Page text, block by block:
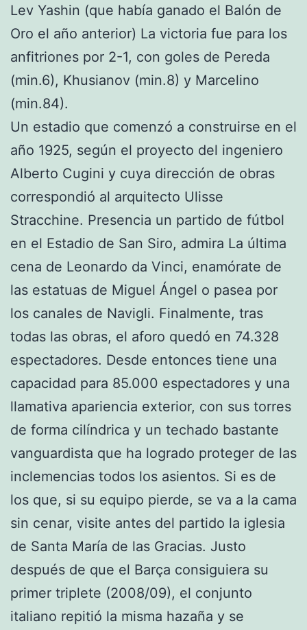
Lev Yashin (que había ganado el Balón de
Oro el año anterior) La victoria fue para los
anfitriones por 2-1, con goles de Pereda
(min.6), Khusianov (min.8) y Marcelino
(min.84).
Un estadio que comenzó a construirse en el
año 1925, según el proyecto del ingeniero
Alberto Cugini y cuya dirección de obras
correspondió al arquitecto Ulisse
Stracchine. Presencia un partido de fútbol
en el Estadio de San Siro, admira La última
cena de Leonardo da Vinci, enamórate de
las estatuas de Miguel Ángel o pasea por
los canales de Navigli. Finalmente, tras
todas las obras, el aforo quedó en 74.328
espectadores. Desde entonces tiene una
capacidad para 85.000 espectadores y una
llamativa apariencia exterior, con sus torres
de forma cilíndrica y un techado bastante
vanguardista que ha logrado proteger de las
inclemencias todos los asientos. Si es de
los que, si su equipo pierde, se va a la cama
sin cenar, visite antes del partido la iglesia
de Santa María de las Gracias. Justo
después de que el Barça consiguiera su
primer triplete (2008/09), el conjunto
italiano repitió la misma hazaña y se